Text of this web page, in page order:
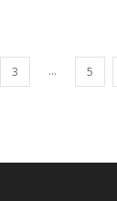
3 ... 5